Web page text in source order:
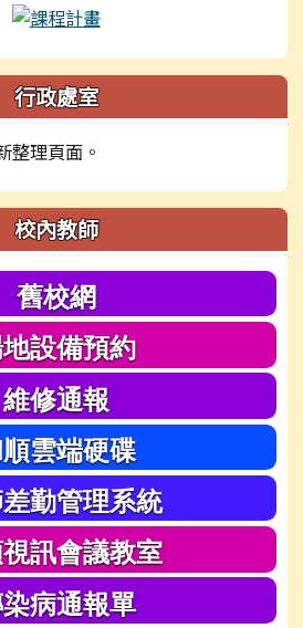
行政處室
整理頁面。
校內教師
舊校網
設備預約
維修通報
雲端硬碟
勤管理系統
訊會議教室
病通報單